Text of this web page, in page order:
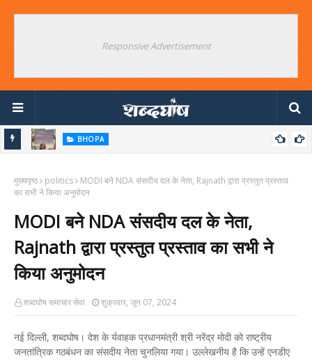
Responsive Advertisement
BHOPA
बड़ा खुलासा
मुख्यपृष्ठ politics
MODI बने NDA संसदीय दल के नेता, Rajnath द्वारा प्रस्तुत प्रस्ताव
का सभी ने किया अनुमोदन
MODI बने NDA संसदीय दल के नेता,
Rajnath द्वारा प्रस्तुत प्रस्ताव का सभी ने
किया अनुमोदन
शब्दघोष समाचार सेवा शुक्रवार, जून 07, 2024
नई दिल्ली, शब्दघोष। देश के र्यवाहक प्रधानमंत्री श्री नरेंद्र मोदी को राष्ट्रीय
जनतांत्रिक गठबंधन का संसदीय नेता चुनलिया गया। उल्लेखनीय है कि उन्हें एनडीए